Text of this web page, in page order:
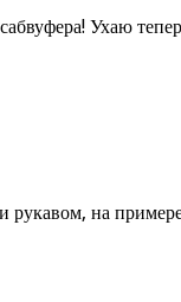
Ухаю
рукавом, на